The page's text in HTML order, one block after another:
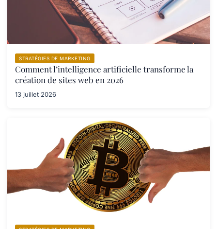
STRATÉGIES DE MARKETING
Comment l’intelligence artificielle transforme la
création de sites web en 2026
13 juillet 2026